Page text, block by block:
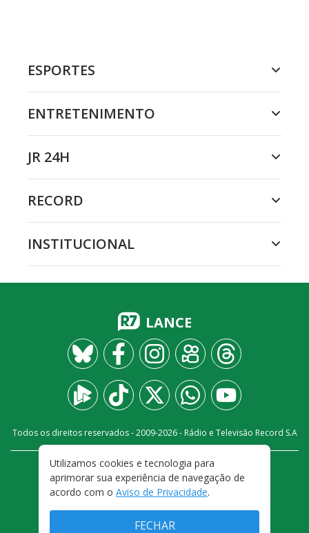
ESPORTES
ENTRETENIMENTO
JR 24H
RECORD
INSTITUCIONAL
LANCE
Todos os direitos reservados - 2009-2026- Rádio e Televisão Record S.A
FALE CONOSCO
PRIVACIDADE
TERMOS E CONDIÇÕES DE USO
Utilizamos cookies e tecnologia para
aprimorar sua experiência de navegação de
acordo com o Aviso de Privacidade.
FECHAR